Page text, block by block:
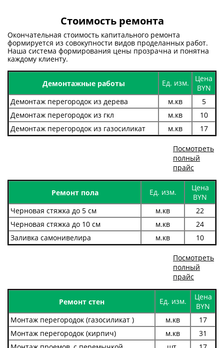
Стоимость ремонта
Окончательная стоимость капитального ремонта
формируется из совокупности видов проделанных работ.
Наша система формирования цены прозрачна и понятна
каждому клиенту.
Демонтажные работы Ед. изм.
Цена
BYN
Демонтаж перегородок из дерева
м.кв
5
Демонтаж перегородок из гкл
м.кв
10
Демонтаж перегородок из газосиликат
м.кв 17
Посмотреть
полный
прайс
Ремонт пола Ед. изм.
Цена
BYN
Черновая стяжка до 5 см
м.кв
22
Черновая стяжка до 10 см
м.кв
24
Заливка самонивелира
м.кв 10
Посмотреть
полный
прайс
Ремонт стен Ед. изм.
Цена
BYN
Монтаж перегородок (газосиликат )
м.кв
17
Монтаж перегородок (кирпич)
м.кв
31